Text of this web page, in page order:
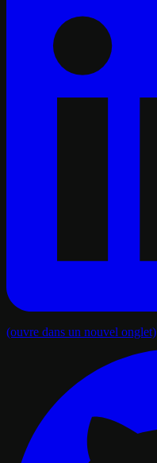
(ouvre dans un nouvel onglet)